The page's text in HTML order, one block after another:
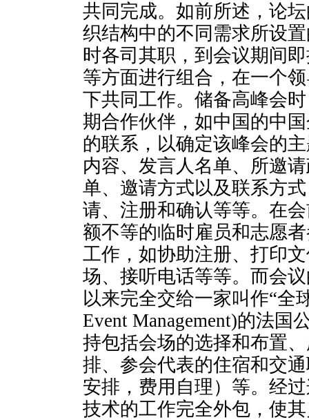
共同完成。如前所述，论
织结构中的不同需求所设
时各司其职，到会议期间
等方面进行组合，在一个
下共同工作。储备高峰会
期合作伙伴，如中国的中
的联系，以确定该峰会的
内容、发言人名单、所邀
单、邀请方式以及联系方
请、注册和确认等等。在
额不等的临时雇员和志愿
工作，如协助注册、打印
场、接听电话等等。而会
以来完全交给一家叫作“全
Event Management)的法国
持包括会场的选择和布置
排、参会代表的住宿和交
安排，费用自理）等。经
技术的工作完全外包，使